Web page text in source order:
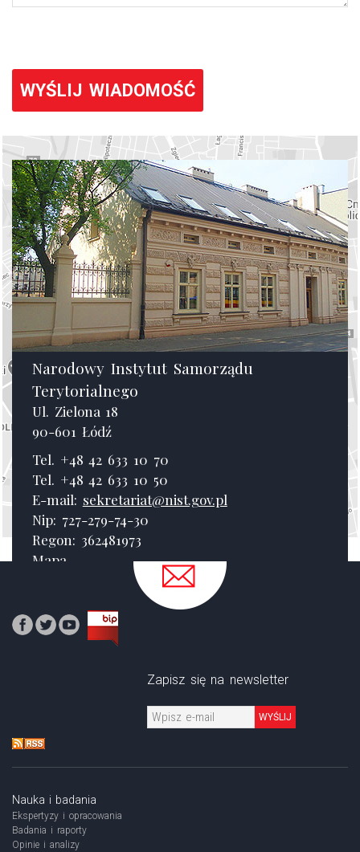
WYŚLIJ WIADOMOŚĆ
Narodowy Instytut Samorządu
Terytorialnego
Ul. Zielona 18
90-601 Łódź
Tel. +48 42 633 10 70
Tel. +48 42 633 10 50
E-mail: sekretariat@nist.gov.pl
Nip: 727-279-74-30
Regon: 362481973
Mapa
Zapisz się na newsletter
WYŚLIJ
Nauka i badania
Ekspertyzy i opracowania
Badania i raporty
Opinie i analizy